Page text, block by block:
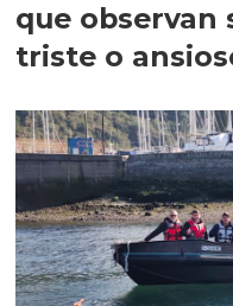
que observan
triste o